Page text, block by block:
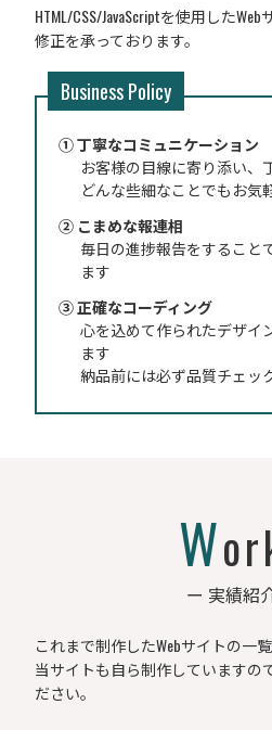
HTML/CSS/JavaScriptを使用した
修正を承っております。
Business Policy
① 丁寧なコミュニケーション
お客様の目線に寄り添い、
どんな些細なことでもお気
② こまめな報連相
毎日の進捗報告をすること
ます
③ 正確なコーディング
心を込めて作られたデザイ
ます
納品前には必ず品質チェッ
W
ー 実績紹
これまで制作したWebサイトの一覧
当サイトも自ら制作していますの
ださい。